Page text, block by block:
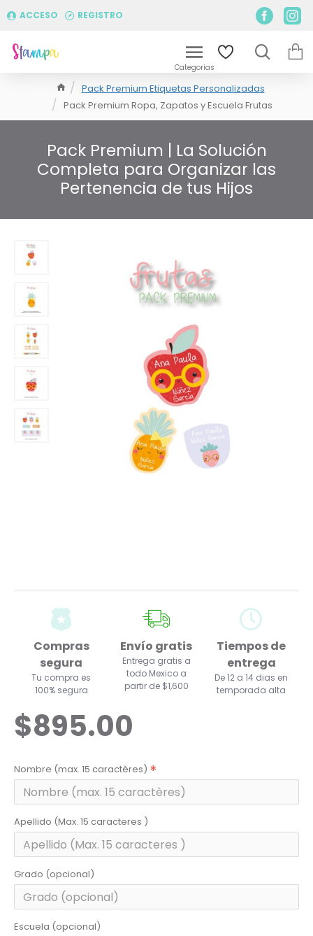
ACCESO REGISTRO
Pack Premium Etiquetas Personalizadas
Pack Premium Ropa, Zapatos y Escuela Frutas
Pack Premium | La Solución
Completa para Organizar las
Pertenencia de tus Hijos
Compras
segura
Tu compra es
100% segura
Envío gratis
Entrega gratis a
todo Mexico a
partir de $1,600
Tiempos de
entrega
De 12 a 14 dias en
temporada alta
$895.00
Nombre (max. 15 caractères)
Apellido (Max. 15 caracteres )
Grado (opcional)
Escuela (opcional)